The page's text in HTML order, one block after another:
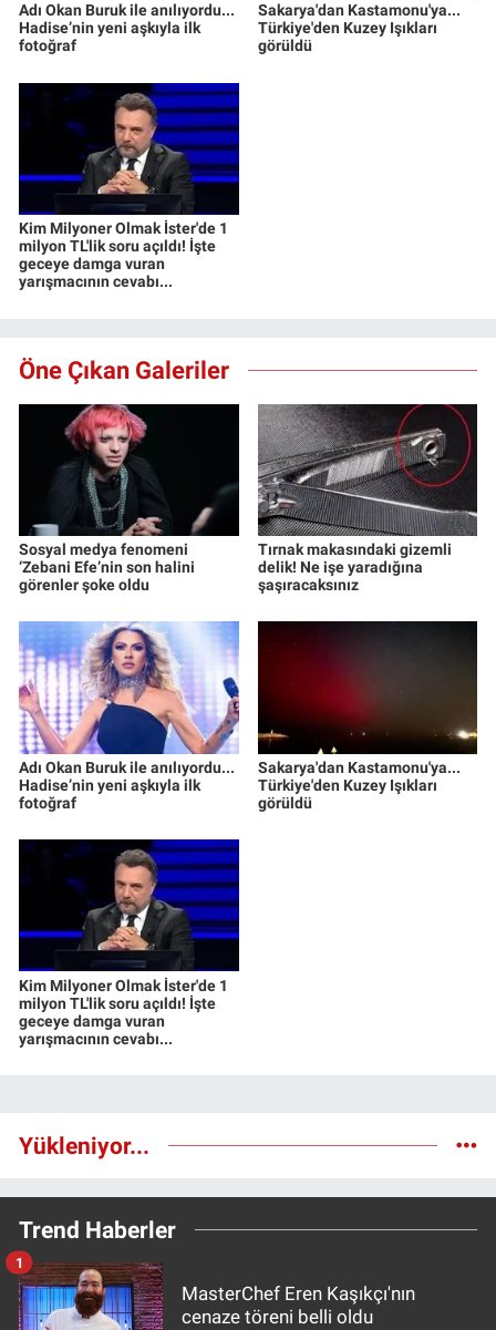
Adı Okan Buruk ile anılıyordu...
Hadise’nin yeni aşkıyla ilk
fotoğraf
Sakarya'dan Kastamonu'ya...
Türkiye'den Kuzey Işıkları
görüldü
Kim Milyoner Olmak İster'de 1
milyon TL'lik soru açıldı! İşte
geceye damga vuran
yarışmacının cevabı...
Öne Çıkan Galeriler
Sosyal medya fenomeni
‘Zebani Efe’nin son halini
görenler şoke oldu
Tırnak makasındaki gizemli
delik! Ne işe yaradığına
şaşıracaksınız
Adı Okan Buruk ile anılıyordu...
Hadise’nin yeni aşkıyla ilk
fotoğraf
Sakarya'dan Kastamonu'ya...
Türkiye'den Kuzey Işıkları
görüldü
Kim Milyoner Olmak İster'de 1
milyon TL'lik soru açıldı! İşte
geceye damga vuran
yarışmacının cevabı...
Yükleniyor...
Trend Haberler
MasterChef Eren Kaşıkçı'nın
cenaze töreni belli oldu
1